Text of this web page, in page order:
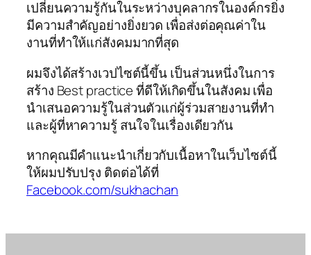
เปลี่ยนความรู้กันในระหว่างบุคลากรในองค์กรยิ่ง
มีความสำคัญอย่างยิ่งยวด เพื่อส่งต่อคุณค่าใน
งานที่ทำให้แก่สังคมมากที่สุด
ผมจึงได้สร้างเวปไซต์นี้ขึ้น เป็นส่วนหนึ่งในการ
สร้าง Best practice ที่ดีให้เกิดขึ้นในสังคม เพื่อ
นำเสนอความรู้ในส่วนตัวแก่ผู้ร่วมสายงานที่ทำ
และผู้ที่หาความรู้ สนใจในเรื่องเดียวกัน
หากคุณมีคำแนะนำเกี่ยวกับเนื้อหาในเว็บไซต์นี้
ให้ผมปรับปรุง ติดต่อได้ที่
Facebook.com/sukhachan